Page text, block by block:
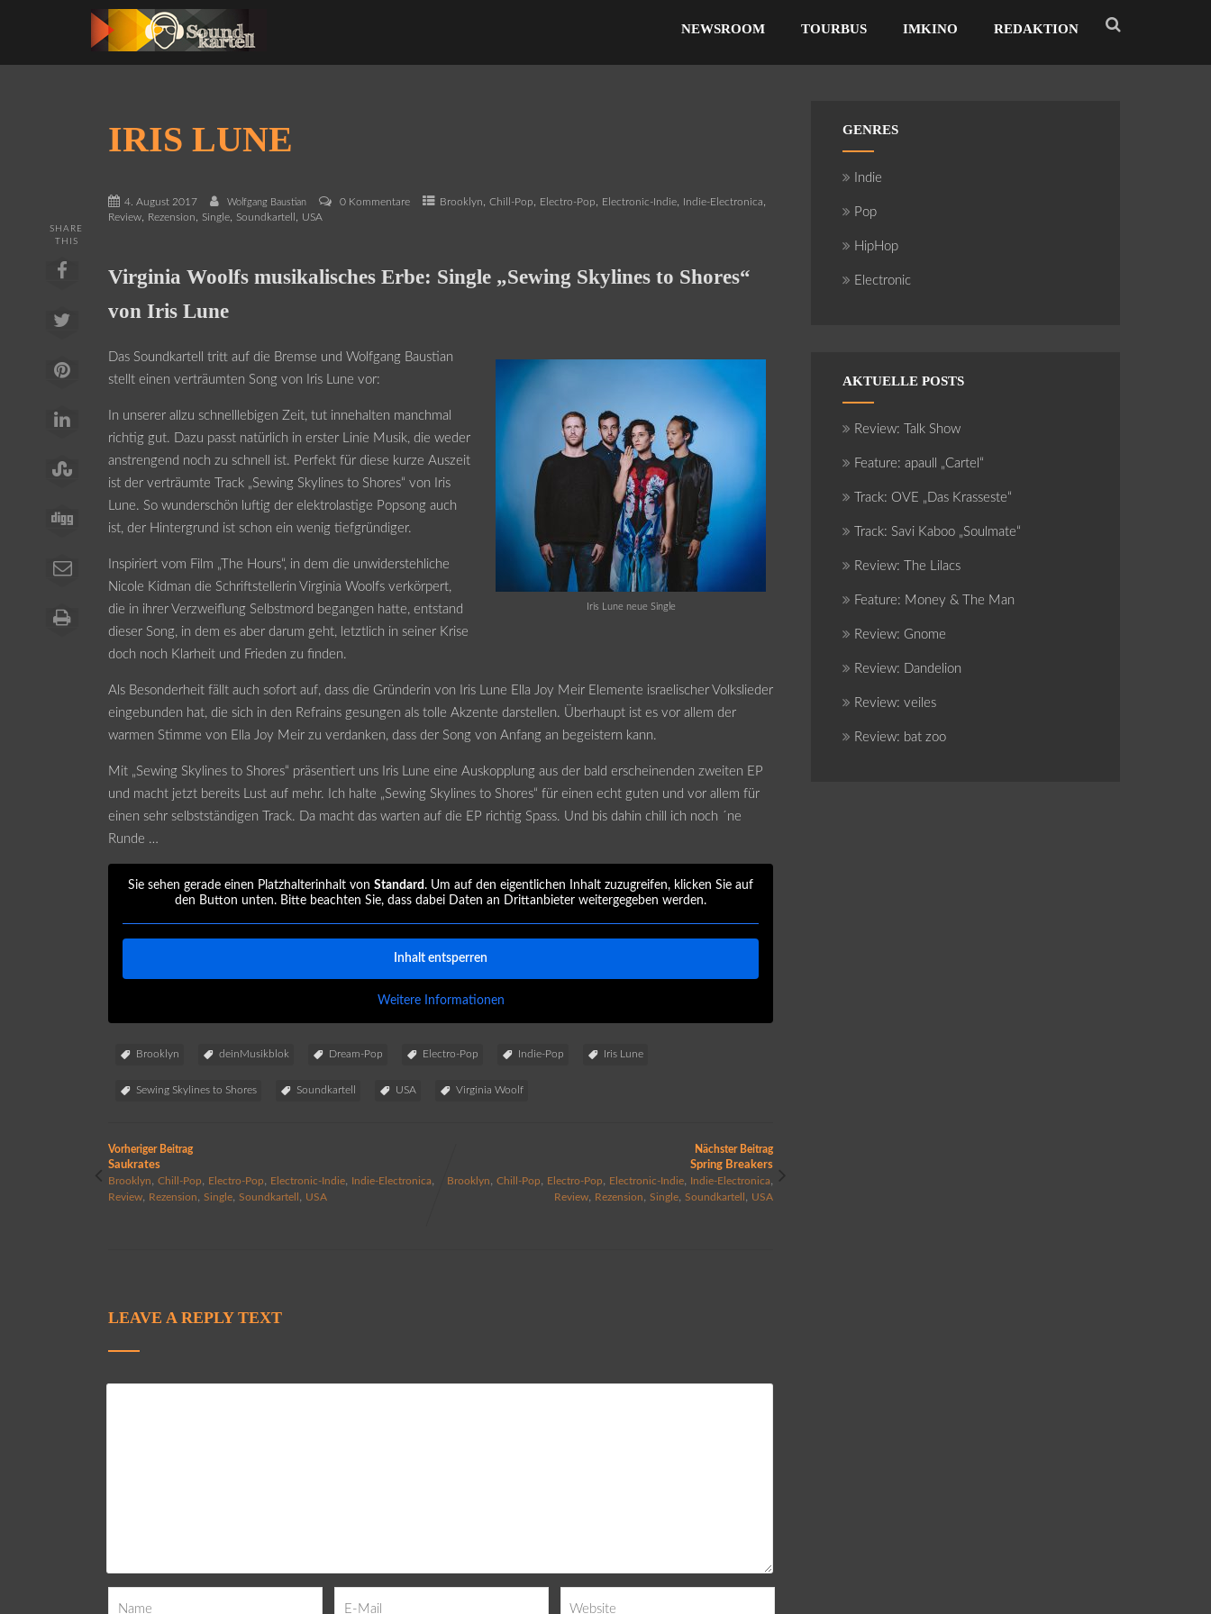
NEWSROOM TOURBUS IMKINO REDAKTION
IRIS LUNE
4. August 2017 Wolfgang Baustian 0 Kommentare Brooklyn,Chill-Pop, Electro-Pop, Electronic-Indie, Indie-Electronica,
Review, Rezension, Single, Soundkartell , USA
SHARE
THIS
Virginia Woolfs musikalisches Erbe: Single „Sewing Skylines to Shores“
von Iris Lune
Iris Lune neue Single
Das Soundkartell tritt auf die Bremse und Wolfgang Baustian
stellt einen verträumten Song von Iris Lune vor:
In unserer allzu schnelllebigen Zeit, tut innehalten manchmal
richtig gut. Dazu passt natürlich in erster Linie Musik, die weder
anstrengend noch zu schnell ist. Perfekt für diese kurze Auszeit
ist der verträumte Track „Sewing Skylines to Shores“ von Iris
Lune. So wunderschön luftig der elektrolastige Popsong auch
ist, der Hintergrund ist schon ein wenig tiefgründiger.
Inspiriert vom Film „The Hours“, in dem die unwiderstehliche
Nicole Kidman die Schriftstellerin Virginia Woolfs verkörpert,
die in ihrer Verzweiflung Selbstmord begangen hatte, entstand
dieser Song, in dem es aber darum geht, letztlich in seiner Krise
doch noch Klarheit und Frieden zu finden.
Als Besonderheit fällt auch sofort auf, dass die Gründerin von Iris Lune Ella Joy Meir Elemente israelischer Volkslieder
eingebunden hat, die sich in den Refrains gesungen als tolle Akzente darstellen. Überhaupt ist es vor allem der
warmen Stimme von Ella Joy Meir zu verdanken, dass der Song von Anfang an begeistern kann.
Mit „Sewing Skylines to Shores“ präsentiert uns Iris Lune eine Auskopplung aus der bald erscheinenden zweiten EP
und macht jetzt bereits Lust auf mehr. Ich halte „Sewing Skylines to Shores“ für einen echt guten und vor allem für
einen sehr selbstständigen Track. Da macht das warten auf die EP richtig Spass. Und bis dahin chill ich noch ´ne
Runde …
Sie sehen gerade einen Platzhalterinhalt vonStandard . Um auf den eigentlichen Inhalt zuzugreifen, klicken Sie auf
den Button unten. Bitte beachten Sie, dass dabei Daten an Drittanbieter weitergegeben werden.
Inhalt entsperren
Weitere Informationen
Brooklyn deinMusikblok Dream-Pop Electro-Pop Indie-Pop Iris Lune
Sewing Skylines to Shores Soundkartell USA Virginia Woolf
Vorheriger Beitrag
Saukrates
Brooklyn ,Chill-Pop Electro-Pop Electronic-Indie Indie-Electronica
Review Rezension ,Single ,Soundkartell USA
Nächster Beitrag
Spring Breakers
Brooklyn ,Chill-Pop Electro-Pop Electronic-Indie Indie-Electronica
Review Rezension ,Single ,Soundkartell USA
LEAVE A REPLY TEXT
GENRES
Indie
Pop
HipHop
Electronic
AKTUELLE POSTS
Review: Talk Show
Feature: apaull „Cartel“
Track: OVE „Das Krasseste“
Track: Savi Kaboo „Soulmate“
Review: The Lilacs
Feature: Money & The Man
Review: Gnome
Review: Dandelion
Review: veiles
Review: bat zoo